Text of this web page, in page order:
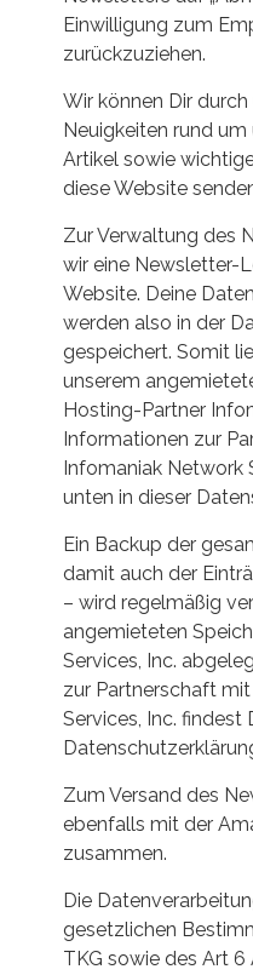
Einwilligung zum
zurückzuziehen.
Wir können Dir
Neuigkeiten rund
Artikel sowie
diese Website
Zur Verwaltung des
wir eine Newsletter-
Website. Deine
werden also in der
gespeichert. Somit
unserem
Hosting-Partner
Informationen zur
Infomaniak Network
unten in dieser
Ein Backup der
damit auch der
– wird regelmäßig
angemieteten
Services, Inc.
zur Partnerschaft
Services, Inc. findest
Zum Versand des
ebenfalls mit der
zusammen.
Die
gesetzlichen
TKG sowie des Art 6